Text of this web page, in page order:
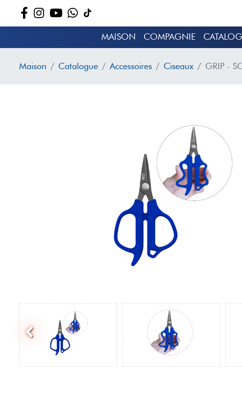
MAISON COMPAGNIE
Maison Catalogue Accessoires Ciseaux GRIP -